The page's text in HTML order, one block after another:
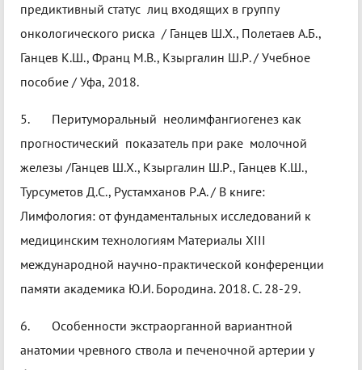
предиктивный статус лиц входящих в группу
онкологического риска / Ганцев Ш.Х., Полетаев А.Б.,
Ганцев К.Ш., Франц М.В., Кзыргалин Ш.Р. / Учебное
пособие / Уфа, 2018.
5. Перитуморальный неолимфангиогенез как
прогностический показатель при раке молочной
железы /Ганцев Ш.Х., Кзыргалин Ш.Р., Ганцев К.Ш.,
Турсуметов Д.С., Рустамханов Р.А. / В книге:
Лимфология: от фундаментальных исследований к
медицинским технологиям Материалы XIII
международной научно-практической конференции
памяти академика Ю.И. Бородина. 2018. С. 28-29.
6. Особенности экстраорганной вариантной
анатомии чревного ствола и печеночной артерии у